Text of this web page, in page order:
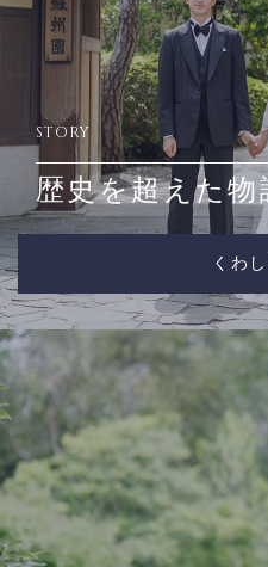
STORY
歴史を超えた物
くわ